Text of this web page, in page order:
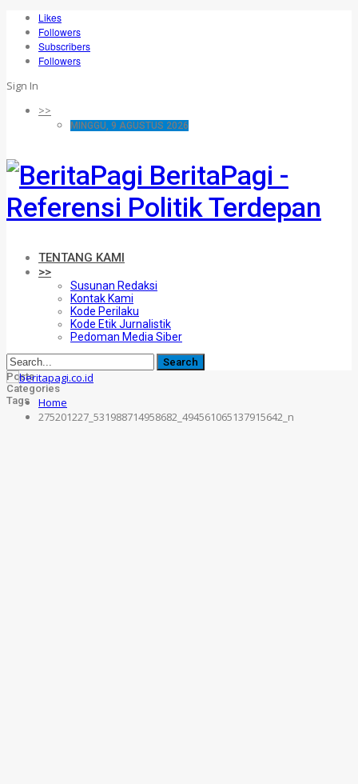
Likes
Followers
Subscribers
Followers
Sign In
>>
MINGGU, 9 AGUSTUS 2026
BeritaPagi -
Referensi Politik Terdepan
TENTANG KAMI
>>
Susunan Redaksi
Kontak Kami
Kode Perilaku
Kode Etik Jurnalistik
Pedoman Media Siber
Posts
Categories
Tags
Home
275201227_531988714958682_494561065137915642_n